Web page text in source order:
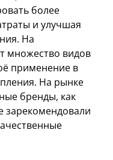
более
и улучшая
На
множество видов
применение в
На рынке
бренды, как
зарекомендовали